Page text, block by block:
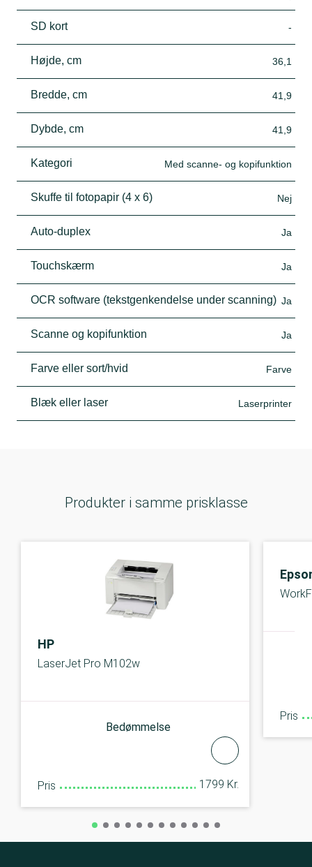
SD kort -
Højde, cm 36,1
Bredde, cm 41,9
Dybde, cm 41,9
Kategori Med scanne- og kopifunktion
Skuffe til fotopapir (4 x 6) Nej
Auto-duplex Ja
Touchskærm Ja
OCR software (tekstgenkendelse under scanning) Ja
Scanne og kopifunktion Ja
Farve eller sort/hvid Farve
Blæk eller laser Laserprinter
Produkter i samme prisklasse
HP
LaserJet Pro M102w
Bedømmelse
Pris 1799 Kr.
Pris